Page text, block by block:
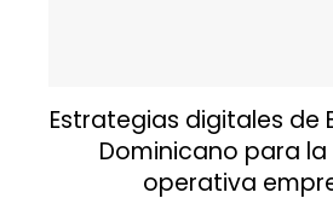
Estrategias digitales de
Dominicano para
operativa